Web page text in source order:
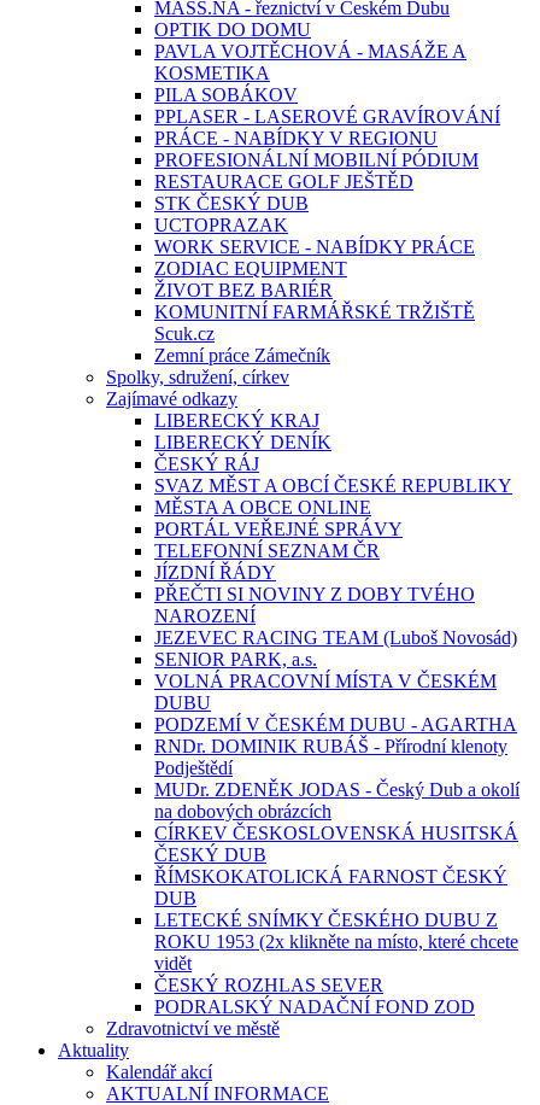
MASS.NA - řeznictví v Českém Dubu
OPTIK DO DOMU
PAVLA VOJTĚCHOVÁ - MASÁŽE A
KOSMETIKA
PILA SOBÁKOV
PPLASER - LASEROVÉ GRAVÍROVÁNÍ
PRÁCE - NABÍDKY V REGIONU
PROFESIONÁLNÍ MOBILNÍ PÓDIUM
RESTAURACE GOLF JEŠTĚD
STK ČESKÝ DUB
UCTOPRAZAK
WORK SERVICE - NABÍDKY PRÁCE
ZODIAC EQUIPMENT
ŽIVOT BEZ BARIÉR
KOMUNITNÍ FARMÁŘSKÉ TRŽIŠTĚ
Scuk.cz
Zemní práce Zámečník
Spolky, sdružení, církev
Zajímavé odkazy
LIBERECKÝ KRAJ
LIBERECKÝ DENÍK
ČESKÝ RÁJ
SVAZ MĚST A OBCÍ ČESKÉ REPUBLIKY
MĚSTA A OBCE ONLINE
PORTÁL VEŘEJNÉ SPRÁVY
TELEFONNÍ SEZNAM ČR
JÍZDNÍ ŘÁDY
PŘEČTI SI NOVINY Z DOBY TVÉHO
NAROZENÍ
JEZEVEC RACING TEAM (Luboš Novosád)
SENIOR PARK, a.s.
VOLNÁ PRACOVNÍ MÍSTA V ČESKÉM
DUBU
PODZEMÍ V ČESKÉM DUBU - AGARTHA
RNDr. DOMINIK RUBÁŠ - Přírodní klenoty
Podještědí
MUDr. ZDENĚK JODAS - Český Dub a okolí
na dobových obrázcích
CÍRKEV ČESKOSLOVENSKÁ HUSITSKÁ
ČESKÝ DUB
ŘÍMSKOKATOLICKÁ FARNOST ČESKÝ
DUB
LETECKÉ SNÍMKY ČESKÉHO DUBU Z
ROKU 1953 (2x klikněte na místo, které chcete
vidět
ČESKÝ ROZHLAS SEVER
PODRALSKÝ NADAČNÍ FOND ZOD
Zdravotnictví ve městě
Aktuality
Kalendář akcí
AKTUALNÍ INFORMACE